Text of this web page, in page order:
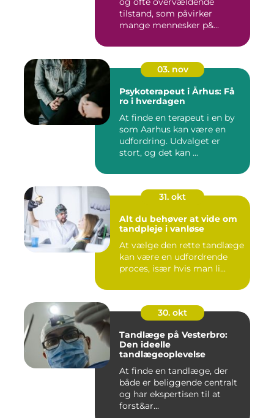
tilstand, som påvirker
mange mennesker p&...
03. nov
Psykoterapeut i Århus: Få
ro i hverdagen
At finde en terapeut i en by
som Aarhus kan være en
udfordring. Udvalget er
stort, og det kan ...
31. okt
Alt du behøver at vide om
tandpleje i vanløse
At vælge den rette tandlæge
kan være en udfordrende
proces, især hvis man li...
30. okt
Tandlæge på Vesterbro:
Den ideelle
tandlægeoplevelse
At finde en tandlæge, der
både er beliggende centralt
og har ekspertisen til at
forst&ar...